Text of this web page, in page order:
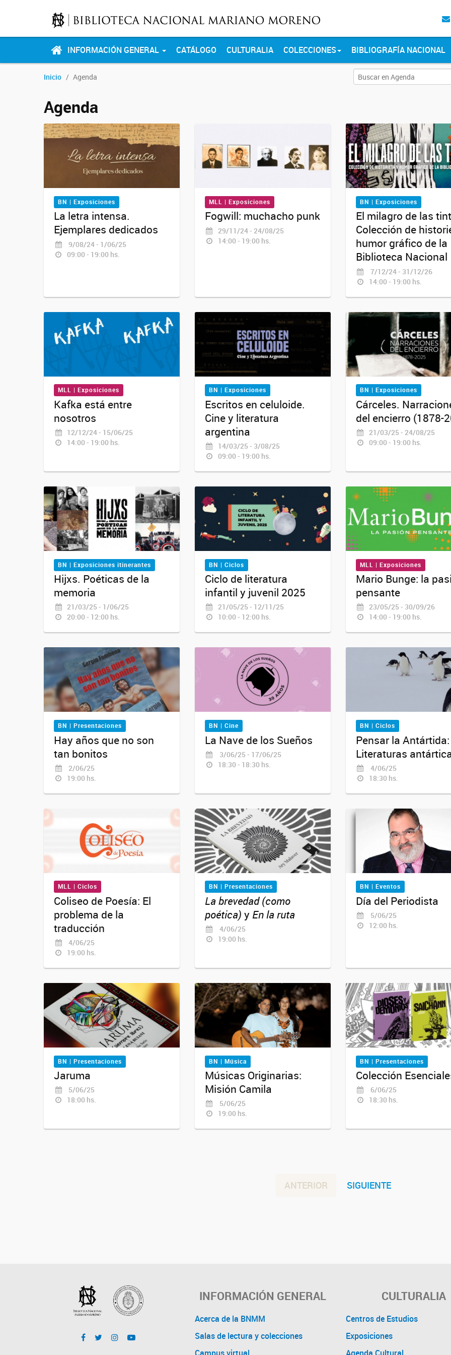
INFORMACIÓN GENERAL CATÁLOGO CULTURALIA COLECCIONES BIBLIOGRAFÍA NACIONAL
Inicio Agenda
Agenda
BN | Exposiciones
La letra intensa.
Ejemplares dedicados
9/08/24 - 1/06/25
09:00 - 19:00 hs.
MLL | Exposiciones
Fogwill: muchacho punk
29/11/24 - 24/08/25
14:00 - 19:00 hs.
BN | Exposiciones
El milagro de las
Colección de
humor gráfico de la
Biblioteca Nacional
7/12/24 - 31/12/26
14:00 - 19:00 hs.
MLL | Exposiciones
Kafka está entre
nosotros
12/12/24 - 15/06/25
14:00 - 19:00 hs.
BN | Exposiciones
Escritos en celuloide.
Cine y literatura
argentina
14/03/25 - 3/08/25
09:00 - 19:00 hs.
BN | Exposiciones
Cárceles.
del encierro (1878-
21/03/25 - 24/08/25
09:00 - 19:00 hs.
BN | Exposiciones itinerantes
Hijxs. Poéticas de la
memoria
21/03/25 - 1/06/25
20:00 - 12:00 hs.
BN | Ciclos
Ciclo de literatura
infantil y juvenil 2025
21/05/25 - 12/11/25
10:00 - 12:00 hs.
MLL | Exposiciones
Mario Bunge: la
pensante
23/05/25 - 30/09/26
14:00 - 19:00 hs.
BN | Presentaciones
Hay años que no son
tan bonitos
2/06/25
19:00 hs.
BN | Cine
La Nave de los Sueños
3/06/25 - 17/06/25
18:30 - 18:30 hs.
BN | Ciclos
Pensar la Antártida:
Literaturas
4/06/25
18:30 hs.
MLL | Ciclos
Coliseo de Poesía: El
problema de la
traducción
4/06/25
19:00 hs.
BN | Presentaciones
La brevedad (como
poética) y En la ruta
4/06/25
19:00 hs.
BN | Eventos
Día del Periodista
5/06/25
12:00 hs.
BN | Presentaciones
Jaruma
5/06/25
18:00 hs.
BN | Música
Músicas Originarias:
Misión Camila
5/06/25
19:00 hs.
BN | Presentaciones
Colección
6/06/25
18:30 hs.
ANTERIOR SIGUIENTE
INFORMACIÓN GENERAL
Acerca de la BNMM
Salas de lectura y colecciones
CULTURALIA
Centros de Estudios
Exposiciones